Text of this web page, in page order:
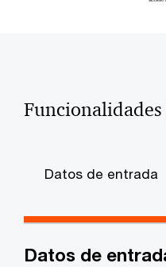
Datos de entrada
Datos de